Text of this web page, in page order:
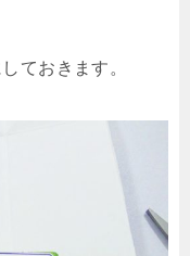
ておきます。